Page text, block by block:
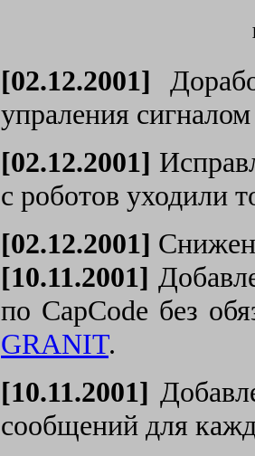
[02.12.2001]
упраления
[02.12.2001]
с роботов уходили
[02.12.2001]
[10.11.2001]
по CapCode без
GRANIT.
[10.11.2001]
сообщений для